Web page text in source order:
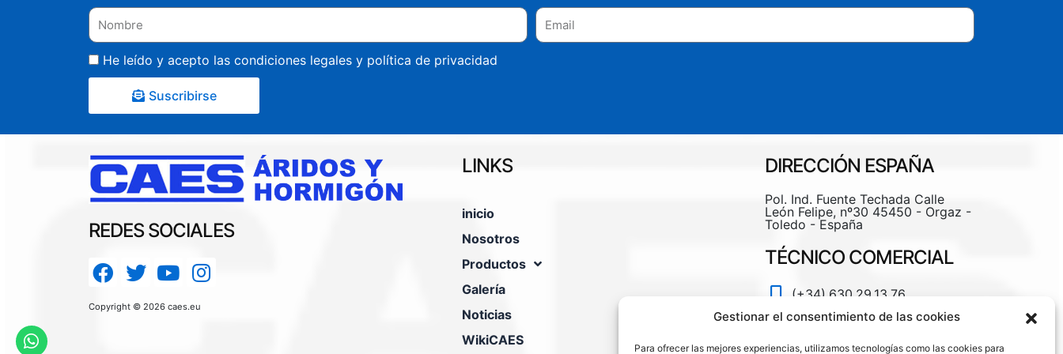
Gestionar el consentimiento de las cookies
Para ofrecer las mejores experiencias, utilizamos tecnologías como las cookies para
He leído y acepto las condiciones legales y política de privacidad
Suscribirse
REDES SOCIALES
Copyright © 2026 caes.eu
LINKS
inicio
Nosotros
Productos
Galería
Noticias
WikiCAES
DIRECCIÓN ESPAÑA
Pol. Ind. Fuente Techada Calle
León Felipe, nº30 45450 - Orgaz -
Toledo - España
TÉCNICO COMERCIAL
(+34).630.29.13.76